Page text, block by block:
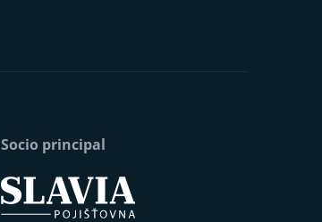
Socio principal